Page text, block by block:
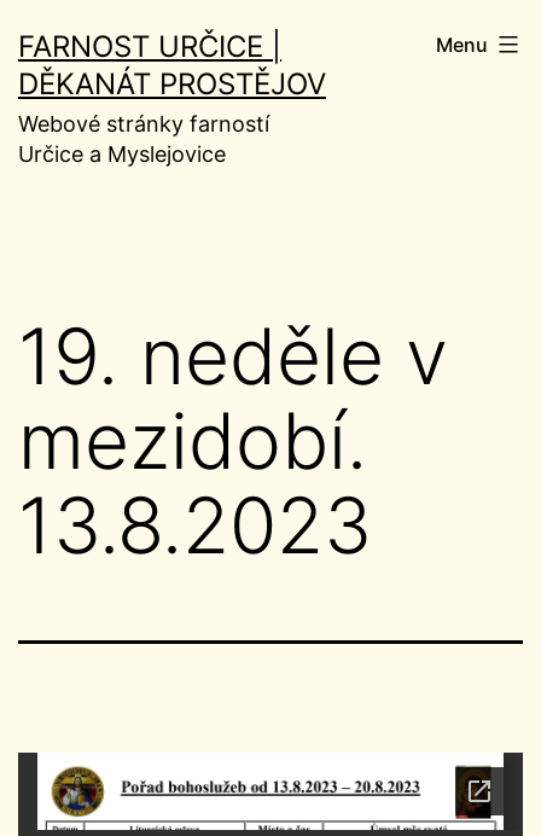
obsahu
FARNOST URČICE |
DĚKANÁT PROSTĚJOV
Webové stránky farností
Určice a Myslejovice
Menu
19. neděle v
mezidobí.
13.8.2023